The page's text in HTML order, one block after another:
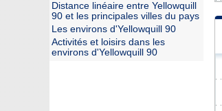
Distance linéaire entre Yellowquill
90 et les principales villes du pays
Les environs d'Yellowquill 90
Activités et loisirs dans les
environs d'Yellowquill 90